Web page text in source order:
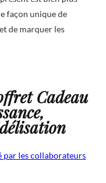
façon unique de
de marquer les
Cadeau
par les collaborateurs